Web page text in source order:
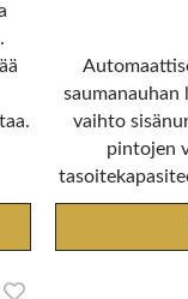
saumanauhan
vaihto
pintojen